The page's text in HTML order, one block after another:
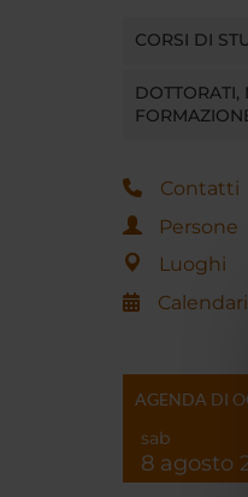
CORSI DI
DOTTORATI,
Contatti
Persone
Luoghi
AGENDA DI
sab
8 agosto